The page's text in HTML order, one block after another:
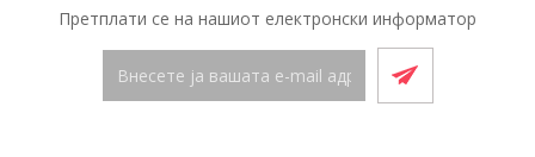
Претплати се на нашиот електронски информатор